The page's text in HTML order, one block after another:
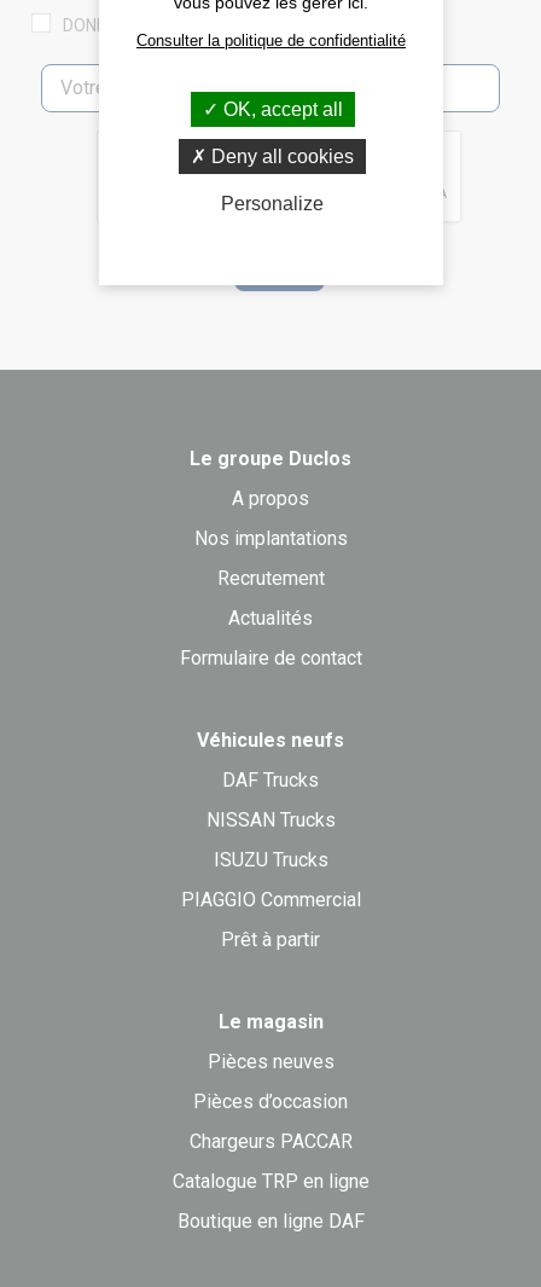
DONNÉES PERSONNELLES
Le groupe Duclos
A propos
Nos implantations
Recrutement
Actualités
Formulaire de contact
Véhicules neufs
DAF Trucks
NISSAN Trucks
ISUZU Trucks
PIAGGIO Commercial
Prêt à partir
Le magasin
Pièces neuves
Pièces d’occasion
Chargeurs PACCAR
Catalogue TRP en ligne
Boutique en ligne DAF
Consulter la politique de confidentialité
OK, accept all
Deny all cookies
Personalize